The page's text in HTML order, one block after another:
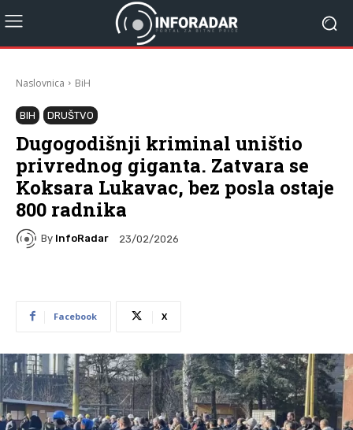
Naslovnica BiH
BIH DRUŠTVO
Dugogodišnji kriminal uništio
privrednog giganta. Zatvara se
Koksara Lukavac, bez posla ostaje
800 radnika
By InfoRadar 23/02/2026
Facebook X